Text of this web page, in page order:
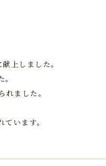
上しました。
ました。
います。